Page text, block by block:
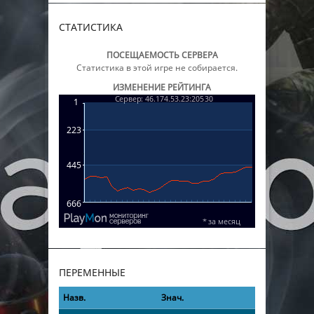
СТАТИСТИКА
ПОСЕЩАЕМОСТЬ СЕРВЕРА
Статистика в этой игре не собирается.
ИЗМЕНЕНИЕ РЕЙТИНГА
ПЕРЕМЕННЫЕ
Назв. Знач.